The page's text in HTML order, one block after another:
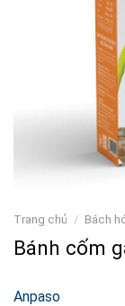
Trang chủ / Bách
Bánh cốm
Anpaso